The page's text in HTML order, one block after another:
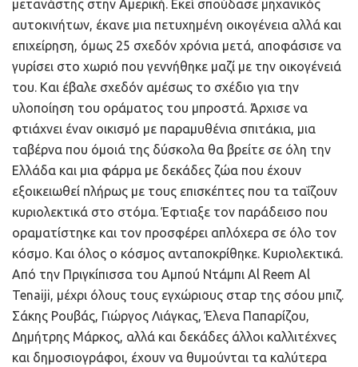
μετανάστης στην Αμερική. Εκεί σπούδασε μηχανικός
αυτοκινήτων, έκανε μια πετυχημένη οικογένεια αλλά και
επιχείρηση, όμως 25 σχεδόν χρόνια μετά, αποφάσισε να
γυρίσει στο χωριό που γεννήθηκε μαζί με την οικογένειά
του. Και έβαλε σχεδόν αμέσως το σχέδιο για την
υλοποίηση του οράματος του μπροστά. Άρχισε να
φτιάχνει έναν οικισμό με παραμυθένια σπιτάκια, μια
ταβέρνα που όμοιά της δύσκολα θα βρείτε σε όλη την
Ελλάδα και μια φάρμα με δεκάδες ζώα που έχουν
εξοικειωθεί πλήρως με τους επισκέπτες που τα ταΐζουν
κυριολεκτικά στο στόμα. Έφτιαξε τον παράδεισο που
οραματίστηκε και τον προσφέρει απλόχερα σε όλο τον
κόσμο. Και όλος ο κόσμος ανταποκρίθηκε. Κυριολεκτικά.
Από την Πριγκίπισσα του Αμπού Ντάμπι Al Reem Al
Tenaiji, μέχρι όλους τους εγχώριους σταρ της σόου μπιζ.
Σάκης Ρουβάς, Γιώργος Λιάγκας, Έλενα Παπαρίζου,
Δημήτρης Μάρκος, αλλά και δεκάδες άλλοι καλλιτέχνες
και δημοσιογράφοι, έχουν να θυμούνται τα καλύτερα